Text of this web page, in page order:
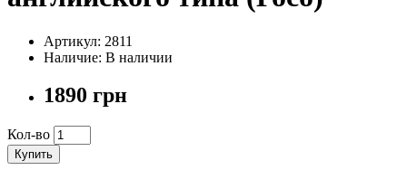
Артикул: 2811
Наличие: В наличии
1890 грн
Кол-во
Купить